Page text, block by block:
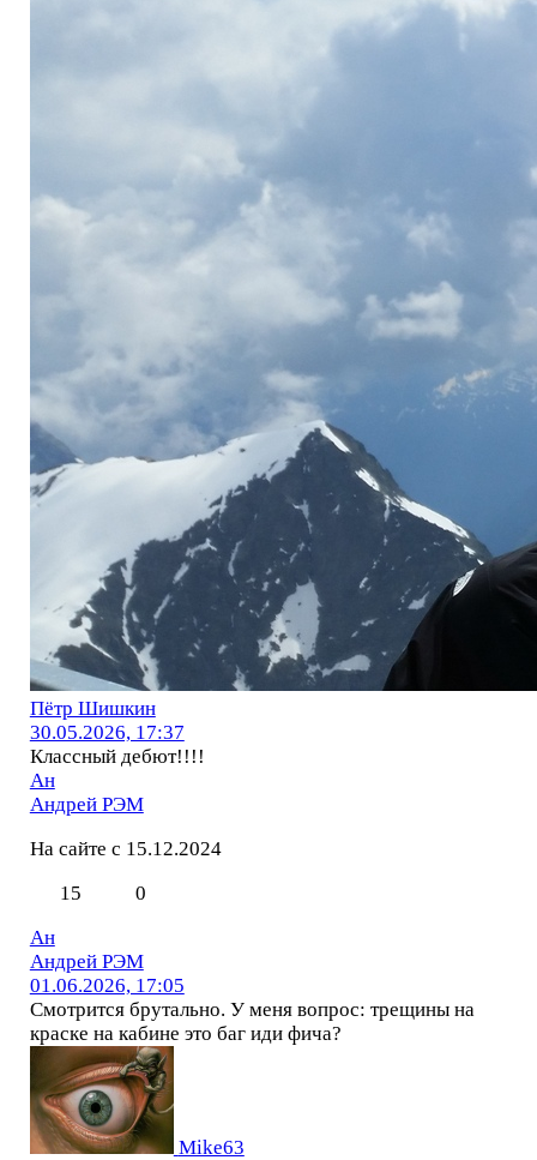
Пётр Шишкин
30.05.2026, 17:37
Классный дебют!!!!
Ан
Андрей РЭМ
На сайте с 15.12.2024
15
0
Ан
Андрей РЭМ
01.06.2026, 17:05
Смотрится брутально. У меня вопрос: трещины на
краске на кабине это баг иди фича?
Mike63